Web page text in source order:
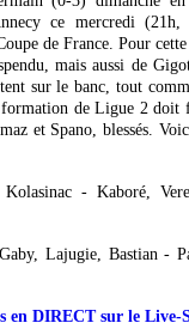
ce mercredi
de France. Pour
mais aussi de
sur le banc, tout
de Ligue 2 doit
et Spano, blessés.
- Kaboré,
Lajugie, Bastian -
en DIRECT sur le Live-